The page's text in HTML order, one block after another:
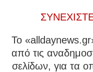
To
από τις
σελίδων, για τα